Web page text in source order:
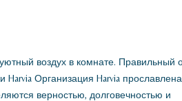
воздух в комнате. Правильный
Организация Harvia
верностью, долговечностью и